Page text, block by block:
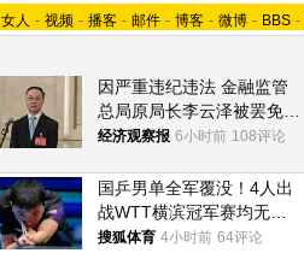
女人 - 视频 - 播客 - 邮件 - 博客 - 微博 - BBS -
因严重违纪违法 金融监管
总局原局长李云泽被罢免全
国人大代表
经济观察报 6小时前 108评论
国乒男单全军覆没！4人出
战WTT横滨冠军赛均无缘
八强
搜狐体育 4小时前 64评论